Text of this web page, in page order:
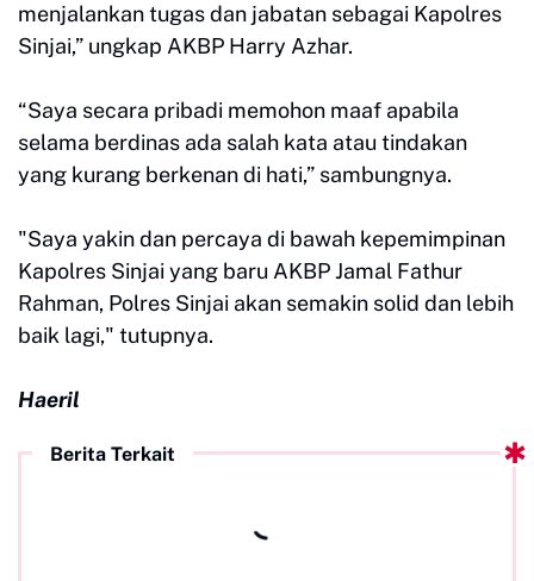
menjalankan tugas dan jabatan sebagai Kapolres
Sinjai,” ungkap AKBP Harry Azhar.
“Saya secara pribadi memohon maaf apabila
selama berdinas ada salah kata atau tindakan
yang kurang berkenan di hati,” sambungnya.
"Saya yakin dan percaya di bawah kepemimpinan
Kapolres Sinjai yang baru AKBP Jamal Fathur
Rahman, Polres Sinjai akan semakin solid dan lebih
baik lagi," tutupnya.
Haeril
Berita Terkait